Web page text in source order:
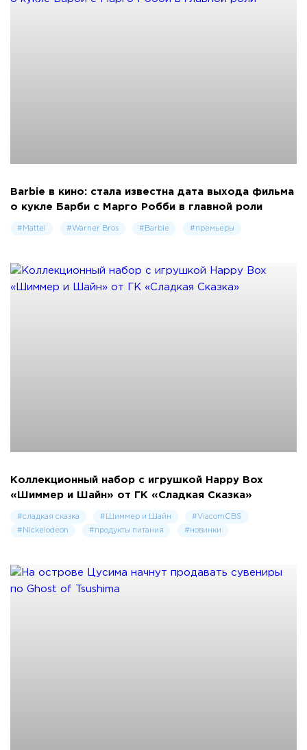
Barbie в кино: стала известна дата выхода фильма
о кукле Барби с Марго Робби в главной роли
#Mattel #Warner Bros #Barbie #премьеры
Коллекционный набор с игрушкой Happy Box
«Шиммер и Шайн» от ГК «Сладкая Сказка»
#сладкая сказка #Шиммер и Шайн
#ViacomCBS
#Nickelodeon
#продукты питания #новинки